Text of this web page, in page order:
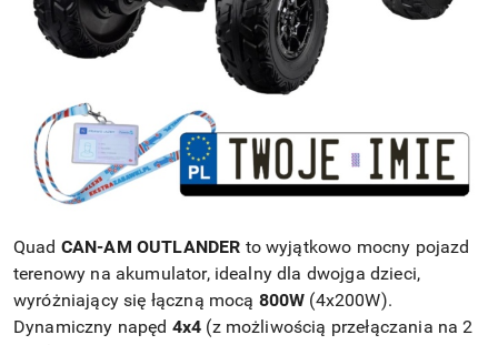
Quad CAN-AM OUTLANDER to wyjątkowo mocny pojazd
terenowy na akumulator, idealny dla dwojga dzieci,
wyróżniający się łączną mocą 800W (4x200W).
Dynamiczny napęd 4x4 (z możliwością przełączania na 2